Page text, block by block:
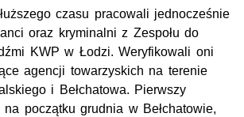
czasu pracowali jednocześnie
oraz kryminalni z Zespołu do
KWP w Łodzi. Weryfikowali oni
agencji towarzyskich na terenie
i Bełchatowa. Pierwszy
na początku grudnia w Bełchatowie,